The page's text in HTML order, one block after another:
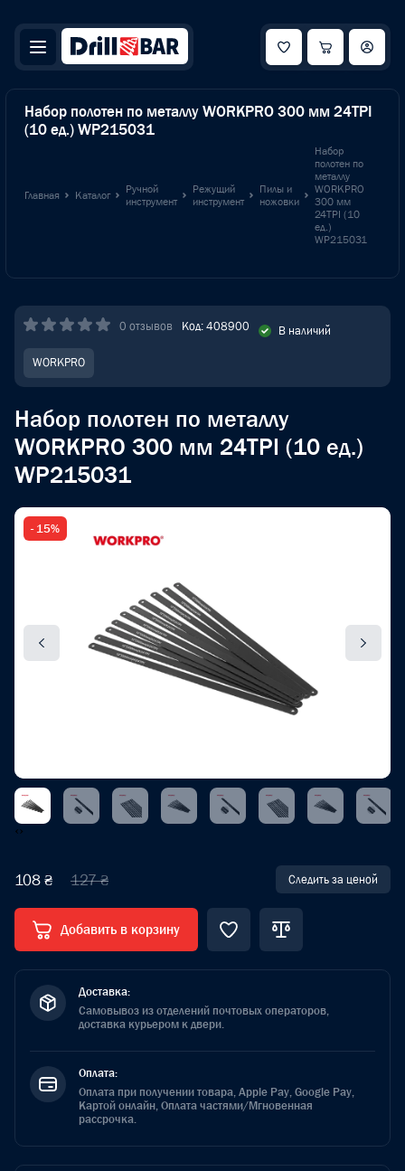
Набор полотен по металлу WORKPRO 300 мм 24TPI
(10 ед.) WP215031
Главная Каталог
Ручной
инструмент
Режущий
инструмент
Пилы и
ножовки
Набор
полотен по
металлу
WORKPRO
300 мм
24TPI (10
ед.)
WP215031
0 отзывов Код: 408900 В наличий
WORKPRO
Набор полотен по металлу
WORKPRO 300 мм 24TPI (10 ед.)
WP215031
- 15%
‹›
108 ₴ 127 ₴ Следить за ценой
Добавить в корзину
Доставка:
Самовывоз из отделений почтовых операторов,
доставка курьером к двери.
Оплата:
Оплата при получении товара, Apple Pay, Google Pay,
Картой онлайн, Оплата частями/Мгновенная
рассрочка.